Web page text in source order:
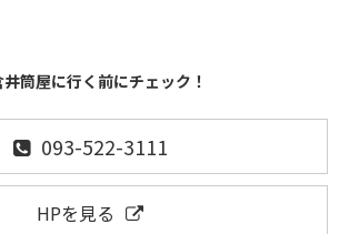
筒屋に行く前にチェック！
093-522-3111
HPを見る